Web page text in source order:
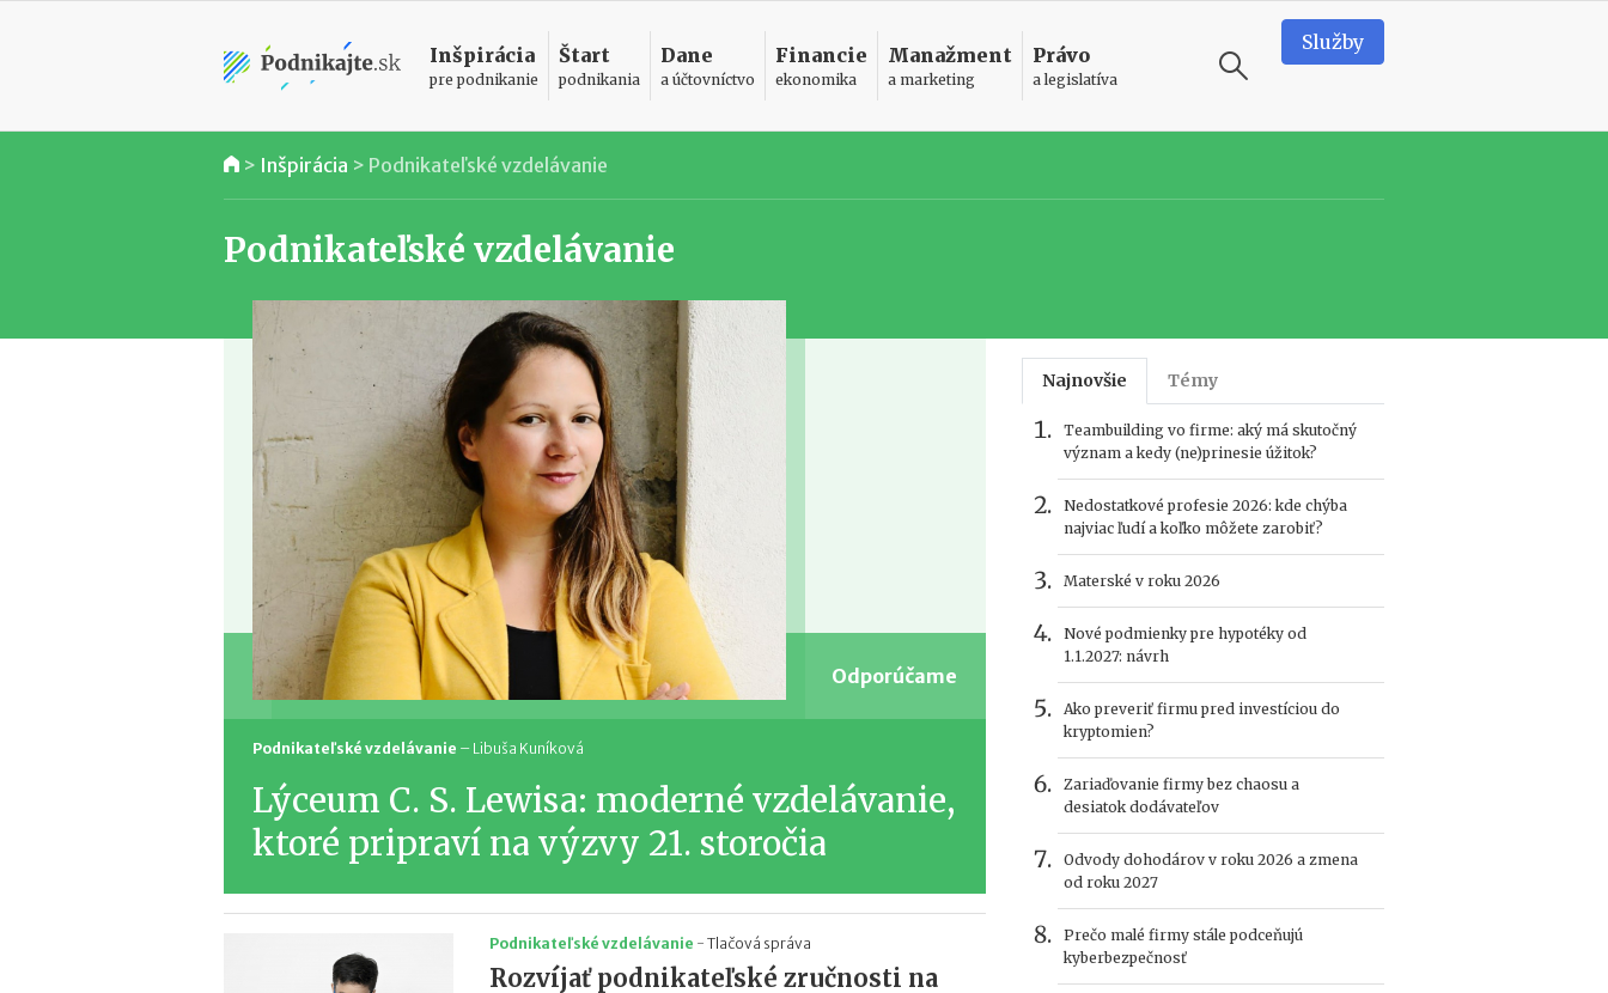
Inšpirácia
pre podnikanie
Štart
podnikania
Dane
a účtovníctvo
Financie
ekonomika
Manažment
a marketing
Právo
a legislatíva
ODPORÚČAME
u
l
d
i
n
g
v
o
f
i
m
e
:
k
m
á
s
k
u
o
č
n
ý
Služby
> Inšpirácia > Podnikateľské vzdelávanie
Podnikateľské vzdelávanie
Odporúčame
Podnikateľské vzdelávanie – Libuša Kuníková
Lýceum C. S. Lewisa: moderné vzdelávanie,
ktoré pripraví na výzvy 21. storočia
Podnikateľské vzdelávanie - Tlačová správa
Rozvíjať podnikateľské zručnosti na
Najnovšie Témy
Teambuilding vo firme: aký má skutočný
význam a kedy (ne)prinesie úžitok?
Nedostatkové profesie 2026: kde chýba
najviac ľudí a koľko môžete zarobiť?
Materské v roku 2026
Nové podmienky pre hypotéky od
1.1.2027: návrh
Ako preveriť firmu pred investíciou do
kryptomien?
Zariaďovanie firmy bez chaosu a
desiatok dodávateľov
Odvody dohodárov v roku 2026 a zmena
od roku 2027
Prečo malé firmy stále podceňujú
kyberbezpečnosť